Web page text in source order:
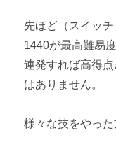
先ほど（スイッ
1440が最高難易
連発すれば高得
はありません。
様々な技をやった